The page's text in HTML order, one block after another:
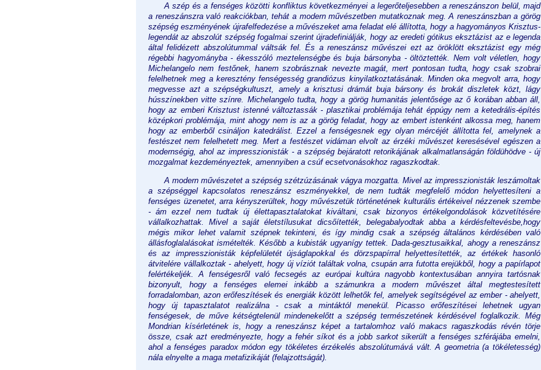
A szép és a fenséges közötti konfliktus következményei a legerőteljesebben a reneszánszon belül, majd
a reneszánszra való reakciókban, tehát a modern művészetben mutatkoznak meg. A reneszánszban a görög
szépség eszményének újrafelfedezése a művészeket ama feladat elé állította, hogy a hagyományos Krisztus-
legendát az abszolút szépség fogalmai szerint újradefiniálják, hogy az eredeti gótikus eksztázist az e legenda
által felidézett abszolútummal váltsák fel. És a reneszánsz művészei ezt az öröklött eksztázist egy még
régebbi hagyományba - ékesszóló meztelenségbe és buja bársonyba - öltöztették. Nem volt véletlen, hogy
Michelangelo nem festőnek, hanem szobrásznak nevezte magát, mert pontosan tudta, hogy csak szobrai
felelhetnek meg a keresztény fenségesség grandiózus kinyilatkoztatásának. Minden oka megvolt arra, hogy
megvesse azt a szépségkultuszt, amely a krisztusi drámát buja bársony és brokát diszletek közt, lágy
hússzínekben vitte színre. Michelangelo tudta, hogy a görög humanitás jelentősége az ő korában abban áll,
hogy az emberi Krisztust istenné változtassák - plasztikai problémája tehát éppúgy nem a ketedrális-építés
középkori problémája, mint ahogy nem is az a görög feladat, hogy az embert istenként alkossa meg, hanem
hogy az emberből csináljon katedrálist. Ezzel a fenségesnek egy olyan mércéjét állította fel, amelynek a
festészet nem felelhetett meg. Mert a festészet vidáman elvolt az érzéki művészet keresésével egészen a
modernségig, ahol az impresszionisták - a szépség bejáratott retorikájának alkalmatlanságán földühödve - új
mozgalmat kezdeményeztek, amennyiben a csúf ecsetvonásokhoz ragaszkodtak.
A modern művészetet a szépség szétzúzásának vágya mozgatta. Mivel az impresszionisták leszámoltak
a szépséggel kapcsolatos reneszánsz eszményekkel, de nem tudták megfelelő módon helyettesíteni a
fenséges üzenetet, arra kényszerültek, hogy művészetük történetének kulturális értékeivel nézzenek szembe
- ám ezzel nem tudtak új élettapasztalatokat kiváltani, csak bizonyos értékelgondolások közvetítésére
vállalkozhattak. Mivel a saját életstílusukat dicsőítették, belegabalyodtak abba a kérdésfeltevésbe,hogy
mégis mikor lehet valamit szépnek tekinteni, és így mindig csak a szépség általános kérdésében való
állásfoglalalásokat ismételték. Később a kubisták ugyanígy tettek. Dada-gesztusaikkal, ahogy a reneszánsz
és az impresszionisták képfelületét újságlapokkal és dörzspapírral helyettesítették, az értékek hasonló
átvitelére vállalkoztak - ahelyett, hogy új víziót találtak volna, csupán arra futotta erejükből, hogy a papírlapot
felértékeljék. A fenségesről való fecsegés az európai kultúra nagyobb kontextusában annyira tartósnak
bizonyult, hogy a fenséges elemei inkább a számunkra a modern művészet által megtestesített
forradalomban, azon erőfeszítések és energiák között lelhetők fel, amelyek segítségével az ember - ahelyett,
hogy új tapasztalatot realizálna - csak a mintáktól menekül. Picasso erőfeszítései lehetnek ugyan
fenségesek, de műve kétségtelenül mindenekelőtt a szépség természetének kérdésével foglalkozik. Még
Mondrian kísérletének is, hogy a reneszánsz képet a tartalomhoz való makacs ragaszkodás révén törje
össze, csak azt eredményezte, hogy a fehér síkot és a jobb sarkot sikerült a fenséges szférájába emelni,
ahol a fenséges paradox módon egy tökéletes érzékelés abszolútumává vált. A geometria (a tökéletesség)
nála elnyelte a maga metafizikáját (felajzottságát).